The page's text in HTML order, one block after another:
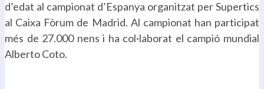
d’edat al campionat d’Espanya organitzat per Supertics
al Caixa Fòrum de Madrid. Al campionat han participat
més de 27.000 nens i ha col·laborat el campió mundial
Alberto Coto.